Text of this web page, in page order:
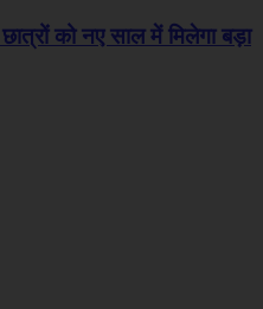
को नए साल में मिलेगा बड़ा